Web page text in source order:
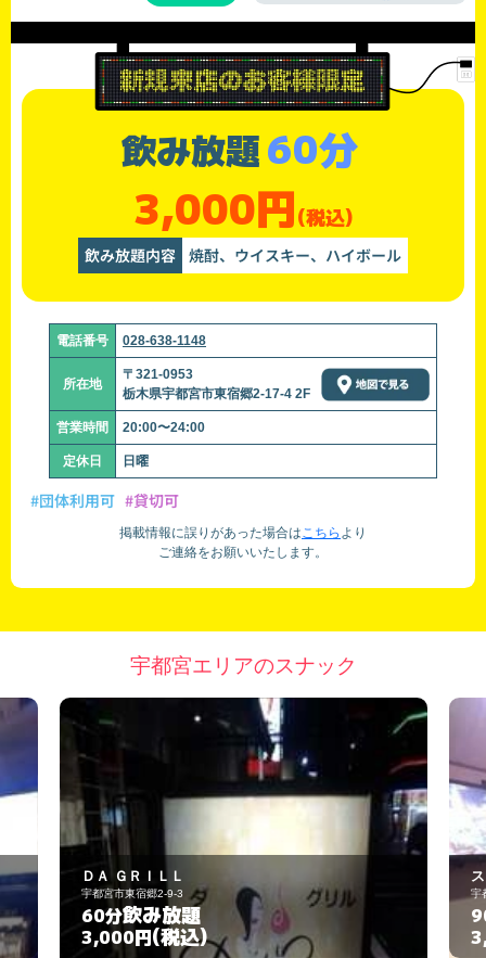
飲み放題60分
3,000円(税込)
飲み放題内容 焼酎、ウイスキー、ハイボール
電話番号 028-638-1148
所在地
〒321-0953
栃木県宇都宮市東宿郷2-17-4 2F
営業時間 20:00〜24:00
定休日 日曜
#団体利用可 #貸切可
掲載情報に誤りがあった場合はこちら より
ご連絡をお願いいたします。
宇都宮エリアのスナック
宇都宮市新富町13-9
90分 飲み放題
3,000円(税込)